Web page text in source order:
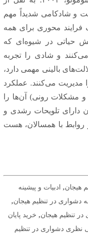
موفقیت و شادکامی شدیداً مهم
محوری برای همه
حیاتی در شیوه‌ای که
و شادی را تجربه
بالینی مهمی دارد،
می‌کنند. عملکرد
مشکلات رونی) آن‌ها را
دارای تلویحات رشدی و
با همسالان، هست
هیجان,ادبیات و پیشینه
دشواری در تنظیم هیجان,
تنظیم هیجان,خرید پایان
نظری دشواری در تنظیم